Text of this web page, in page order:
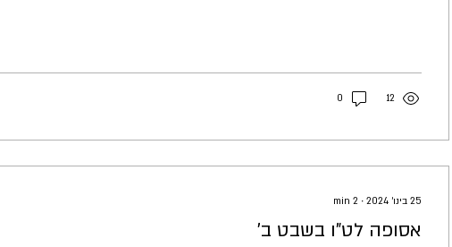
12
0
25 בינו׳ 2024 ∙
2
min
אסופה לט"ו בשבט ב'